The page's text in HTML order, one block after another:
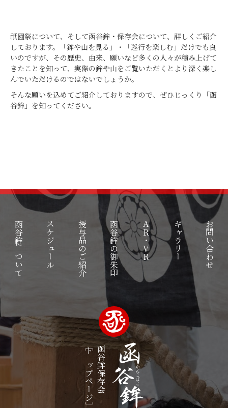
祇園祭について、そして函谷鉾・保存会について、詳しくご紹介
しております。「鉾や山を見る」・「巡行を楽しむ」だけでも良
いのですが、その歴史、由来、願いなど多くの人々が積み上げて
きたことを知って、実際の鉾や山をご覧いただくとより深く楽し
んでいただけるのではないでしょうか。
そんな願いを込めてご紹介しておりますので、ぜひじっくり「函
谷鉾」を知ってください。
函谷鉾について スケジュール 授与品のご紹介 函谷鉾の御朱印 AR・VR ギャラリー お問い合わせ
函谷鉾保存会
［トップページ］